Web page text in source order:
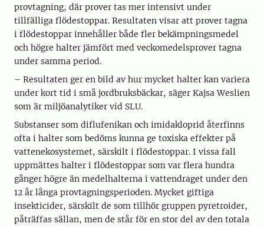
provtagning, där prover tas mer intensivt under
tillfälliga flödestoppar. Resultaten visar att prover tagna
i flödestoppar innehåller både fler bekämpningsmedel
och högre halter jämfört med veckomedelsprover tagna
under samma period.
– Resultaten ger en bild av hur mycket halter kan variera
under kort tid i små jordbruksbäckar, säger Kajsa Weslien
som är miljöanalytiker vid SLU.
Substanser som diflufenikan och imidakloprid återfinns
ofta i halter som bedöms kunna ge toxiska effekter på
vattenekosystemet, särskilt i flödestoppar. I vissa fall
uppmättes halter i flödestoppar som var flera hundra
gånger högre än medelhalterna i vattendraget under den
12 år långa provtagningsperioden. Mycket giftiga
insekticider, särskilt de som tillhör gruppen pyretroider,
påträffas sällan, men de står för en stor del av den totala